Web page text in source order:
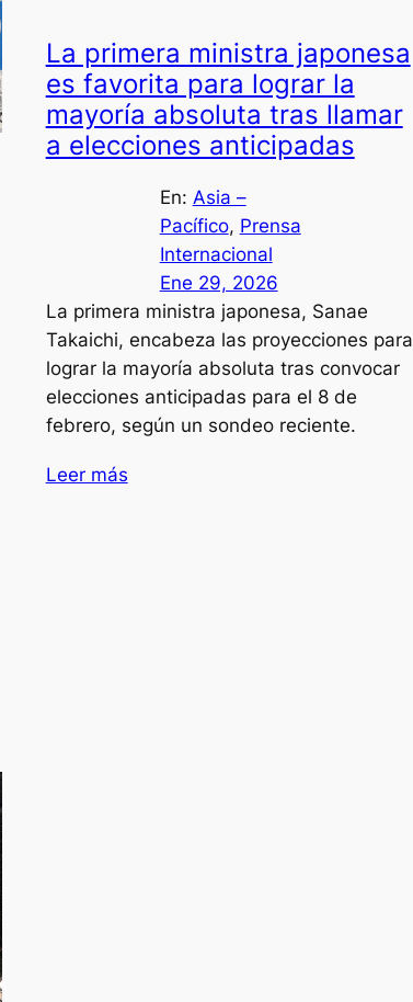
La primera ministra japonesa
es favorita para lograr la
mayoría absoluta tras llamar
a elecciones anticipadas
En: Asia –
Pacífico, Prensa
Internacional
Ene 29, 2026
La primera ministra japonesa, Sanae
Takaichi, encabeza las proyecciones para
lograr la mayoría absoluta tras convocar
elecciones anticipadas para el 8 de
febrero, según un sondeo reciente.
Leer más